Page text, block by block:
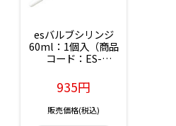
esバルブシリンジ
60ml：1個入（商品
コード：ES-
935円
販売価格(税込)